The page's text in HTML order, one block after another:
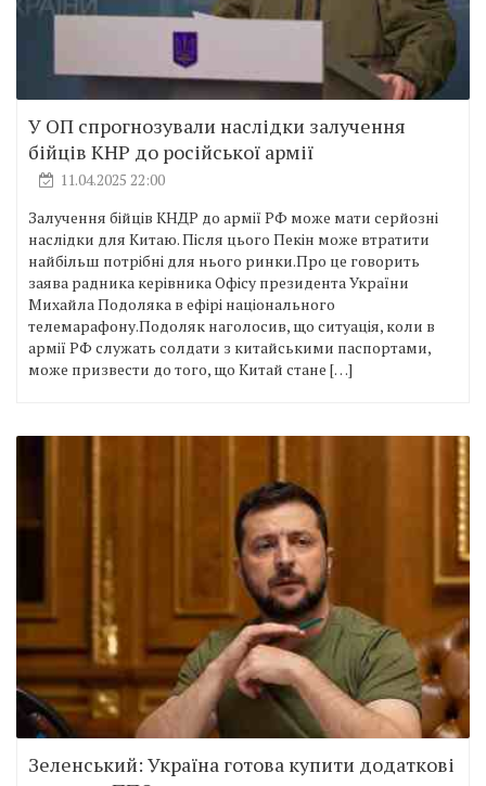
У ОП спрогнозували наслідки залучення
бійців КНР до російської армії
11.04.2025 22:00
Залучення бійців КНДР до армії РФ може мати серйозні
наслідки для Китаю. Після цього Пекін може втратити
найбільш потрібні для нього ринки.Про це говорить
заява радника керівника Офісу президента України
Михайла Подоляка в ефірі національного
телемарафону.Подоляк наголосив, що ситуація, коли в
армії РФ служать солдати з китайськими паспортами,
може призвести до того, що Китай стане […]
Зеленський: Україна готова купити додаткові